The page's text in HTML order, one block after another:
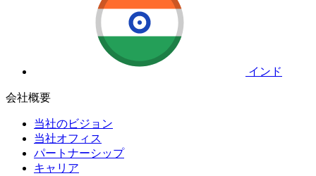
インド
会社概要
当社のビジョン
当社オフィス
パートナーシップ
キャリア